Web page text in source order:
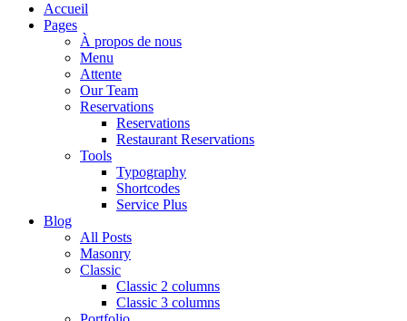
Accueil
Pages
À propos de nous
Menu
Attente
Our Team
Reservations
Reservations
Restaurant Reservations
Tools
Typography
Shortcodes
Service Plus
Blog
All Posts
Masonry
Classic
Classic 2 columns
Classic 3 columns